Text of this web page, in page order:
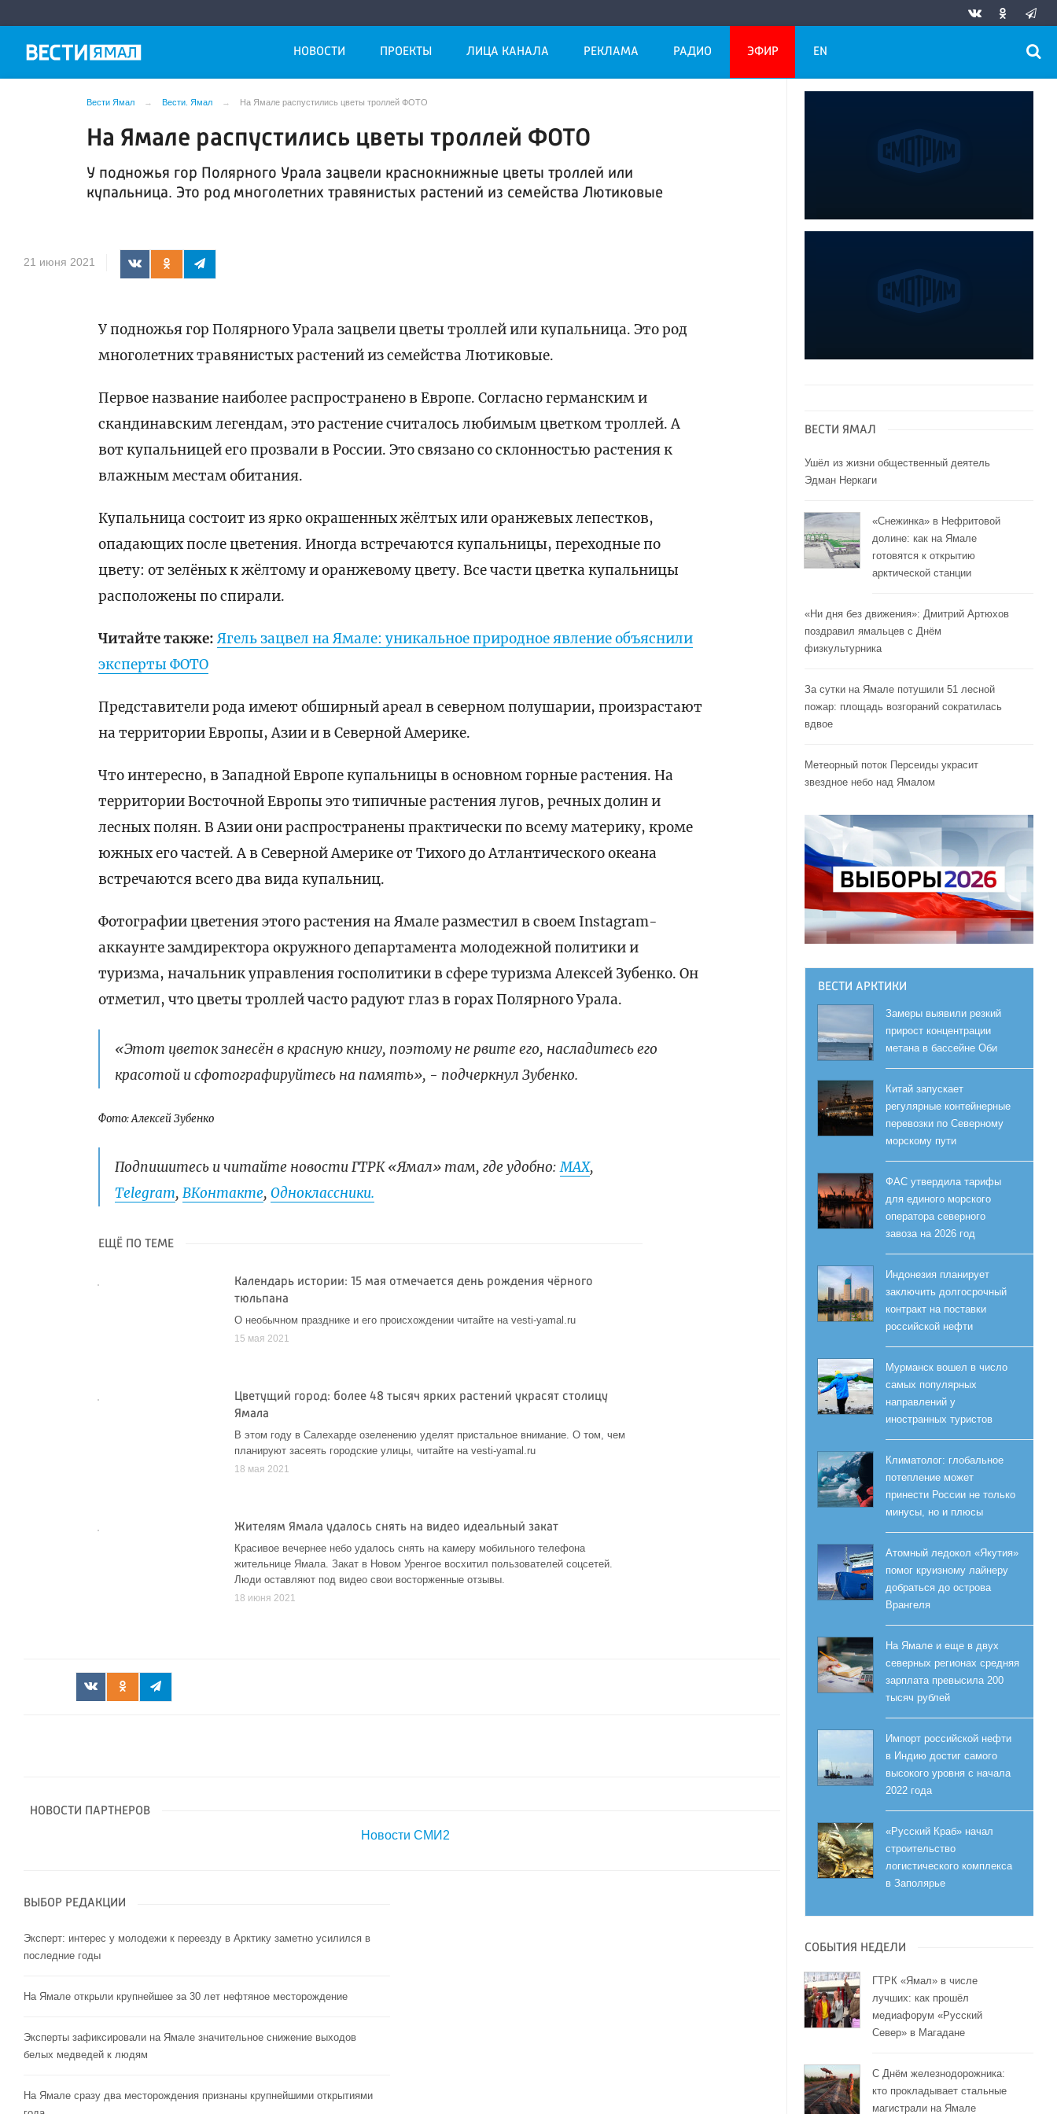
НОВОСТИ ПРОЕКТЫ ЛИЦА КАНАЛА РЕКЛАМА РАДИО ЭФИР EN
Вести Ямал Вести. Ямал На Ямале распустились цветы троллей ФОТО
На Ямале распустились цветы троллей ФОТО
У подножья гор Полярного Урала зацвели краснокнижные цветы троллей или
купальница. Это род многолетних травянистых растений из семейства Лютиковые
21 июня 2021
У подножья гор Полярного Урала зацвели цветы троллей или купальница. Это род
многолетних травянистых растений из семейства Лютиковые.
Первое название наиболее распространено в Европе. Согласно германским и
скандинавским легендам, это растение считалось любимым цветком троллей. А
вот купальницей его прозвали в России. Это связано со склонностью растения к
влажным местам обитания.
Купальница состоит из ярко окрашенных жёлтых или оранжевых лепестков,
опадающих после цветения. Иногда встречаются купальницы, переходные по
цвету: от зелёных к жёлтому и оранжевому цвету. Все части цветка купальницы
расположены по спирали.
Читайте также:Ягель зацвел на Ямале: уникальное природное явление объяснили
эксперты ФОТО
Представители рода имеют обширный ареал в северном полушарии, произрастают
на территории Европы, Азии и в Северной Америке.
Что интересно, в Западной Европе купальницы в основном горные растения. На
территории Восточной Европы это типичные растения лугов, речных долин и
лесных полян. В Азии они распространены практически по всему материку, кроме
южных его частей. А в Северной Америке от Тихого до Атлантического океана
встречаются всего два вида купальниц.
Фотографии цветения этого растения на Ямале разместил в своем Instagram-
аккаунте замдиректора окружного департамента молодежной политики и
туризма, начальник управления госполитики в сфере туризма Алексей Зубенко. Он
отметил, что цветы троллей часто радуют глаз в горах Полярного Урала.
«Этот цветок занесён в красную книгу, поэтому не рвите его, насладитесь его
красотой и сфотографируйтесь на память», - подчеркнул Зубенко.
Фото: Алексей Зубенко
Подпишитесь и читайте новости ГТРК «Ямал» там, где удобно:МАХ,
Telegram,ВКонтакте,Одноклассники.
ЕЩЁ ПО ТЕМЕ
Календарь истории: 15 мая отмечается день рождения чёрного
тюльпана
О необычном празднике и его происхождении читайте на vesti-yamal.ru
15 мая 2021
Цветущий город: более 48 тысяч ярких растений украсят столицу
Ямала
В этом году в Салехарде озеленению уделят пристальное внимание. О том, чем
планируют засеять городские улицы, читайте на vesti-yamal.ru
18 мая 2021
Жителям Ямала удалось снять на видео идеальный закат
Красивое вечернее небо удалось снять на камеру мобильного телефона
жительнице Ямала. Закат в Новом Уренгое восхитил пользователей соцсетей.
Люди оставляют под видео свои восторженные отзывы.
18 июня 2021
НОВОСТИ ПАРТНЕРОВ
Новости СМИ2
ВЫБОР РЕДАКЦИИ
Эксперт: интерес у молодежи к переезду в Арктику заметно усилился в
последние годы
На Ямале открыли крупнейшее за 30 лет нефтяное месторождение
Эксперты зафиксировали на Ямале значительное снижение выходов
белых медведей к людям
На Ямале сразу два месторождения признаны крупнейшими открытиями
ВЕСТИ ЯМАЛ
Ушёл из жизни общественный деятель
Эдман Неркаги
«Снежинка» в Нефритовой
долине: как на Ямале
готовятся к открытию
арктической станции
«Ни дня без движения»: Дмитрий Артюхов
поздравил ямальцев с Днём
физкультурника
За сутки на Ямале потушили 51 лесной
пожар: площадь возгораний сократилась
вдвое
Метеорный поток Персеиды украсит
звездное небо над Ямалом
ВЕСТИ АРКТИКИ
Замеры выявили резкий
прирост концентрации
метана в бассейне Оби
Китай запускает
регулярные контейнерные
перевозки по Северному
морскому пути
ФАС утвердила тарифы
для единого морского
оператора северного
завоза на 2026 год
Индонезия планирует
заключить долгосрочный
контракт на поставки
российской нефти
Мурманск вошел в число
самых популярных
направлений у
иностранных туристов
Климатолог: глобальное
потепление может
принести России не только
минусы, но и плюсы
Атомный ледокол «Якутия»
помог круизному лайнеру
добраться до острова
Врангеля
На Ямале и еще в двух
северных регионах средняя
зарплата превысила 200
тысяч рублей
Импорт российской нефти
в Индию достиг самого
высокого уровня с начала
2022 года
«Русский Краб» начал
строительство
логистического комплекса
в Заполярье
СОБЫТИЯ НЕДЕЛИ
ГТРК «Ямал» в числе
лучших: как прошёл
медиафорум «Русский
Север» в Магадане
С Днём железнодорожника:
кто прокладывает стальные
магистрали на Ямале